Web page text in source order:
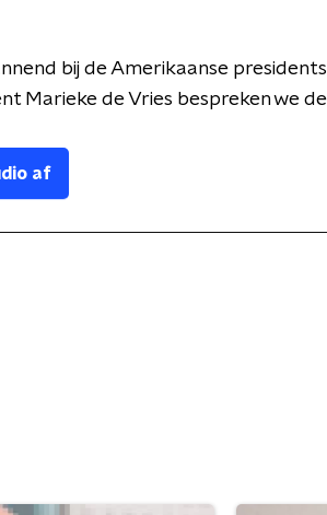
bij de Amerikaanse
Marieke de Vries bespreken we
af